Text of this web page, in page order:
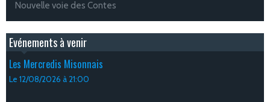
Nouvelle voie des Contes
Evénements à venir
Les Mercredis Misonnais
Le 12/08/2026 à 21:00